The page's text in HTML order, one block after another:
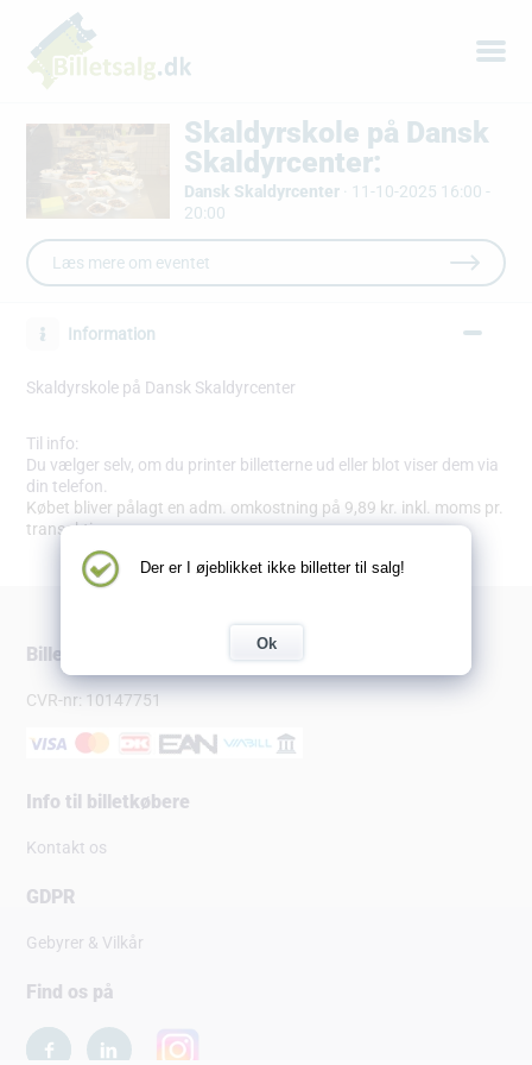
Skaldyrskole på Dansk
Skaldyrcenter:
Dansk Skaldyrcenter · 11-10-2025 16:00 -
20:00
Læs mere om eventet
Information
Skaldyrskole på Dansk Skaldyrcenter
Til info:
Du vælger selv, om du printer billetterne ud eller blot viser dem via
din telefon.
Købet bliver pålagt en adm. omkostning på 9,89 kr. inkl. moms pr.
transaktion.
Der er I øjeblikket ikke billetter til salg!
Ok
Billetsalg.dk
CVR-nr: 10147751
Info til billetkøbere
Kontakt os
GDPR
Gebyrer & Vilkår
Find os på